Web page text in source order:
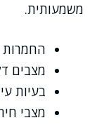
משמעותית.
החמרות
מצבים
בעיות
מצבי